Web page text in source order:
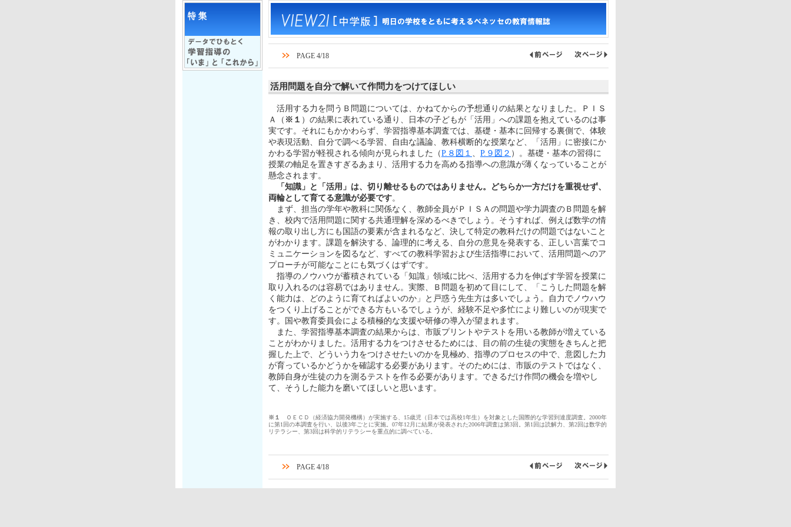
PAGE 4/18
活用問題を自分で解いて作問力をつけてほしい
活用する力を問うＢ問題については、かねてからの予想通りの結果となりました。ＰＩＳ
Ａ（ ※１ ）の結果に表れている通り、日本の子どもが「活用」への課題を抱えているのは事
実です。それにもかかわらず、学習指導基本調査では、基礎・基本に回帰する裏側で、体験
や表現活動、自分で調べる学習、自由な議論、教科横断的な授業など、「活用」に密接にか
かわる学習が軽視される傾向が見られました（P.８図１ 、 P.９図２ ）。基礎・基本の習得に
授業の軸足を置きすぎるあまり、活用する力を高める指導への意識が薄くなっていることが
懸念されます。
「知識」と「活用」は、切り離せるものではありません。どちらか一方だけを重視せず、
両輪として育てる意識が必要です。
まず、担当の学年や教科に関係なく、教師全員がＰＩＳＡの問題や学力調査のＢ問題を解
き、校内で活用問題に関する共通理解を深めるべきでしょう。そうすれば、例えば数学の情
報の取り出し方にも国語の要素が含まれるなど、決して特定の教科だけの問題ではないこと
がわかります。課題を解決する、論理的に考える、自分の意見を発表する、正しい言葉でコ
ミュニケーションを図るなど、すべての教科学習および生活指導において、活用問題へのア
プローチが可能なことにも気づくはずです。
指導のノウハウが蓄積されている「知識」領域に比べ、活用する力を伸ばす学習を授業に
取り入れるのは容易ではありません。実際、Ｂ問題を初めて目にして、「こうした問題を解
く能力は、どのように育てればよいのか」と戸惑う先生方は多いでしょう。自力でノウハウ
をつくり上げることができる方もいるでしょうが、経験不足や多忙により難しいのが現実で
す。国や教育委員会による積極的な支援や研修の導入が望まれます。
また、学習指導基本調査の結果からは、市販プリントやテストを用いる教師が増えている
ことがわかりました。活用する力をつけさせるためには、目の前の生徒の実態をきちんと把
握した上で、どういう力をつけさせたいのかを見極め、指導のプロセスの中で、意図した力
が育っているかどうかを確認する必要があります。そのためには、市販のテストではなく、
教師自身が生徒の力を測るテストを作る必要があります。できるだけ作問の機会を増やし
て、そうした能力を磨いてほしいと思います。
※１
ＯＥＣＤ（経済協力開発機構）が実施する、15歳児（日本では高校1年生）を対象とした国際的な学習到達度調査。2000年
に第1回の本調査を行い、以後3年ごとに実施。07年12月に結果が発表された2006年調査は第3回。第1回は読解力、第2回は数学的
リテラシー、第3回は科学的リテラシーを重点的に調べている。
PAGE 4/18